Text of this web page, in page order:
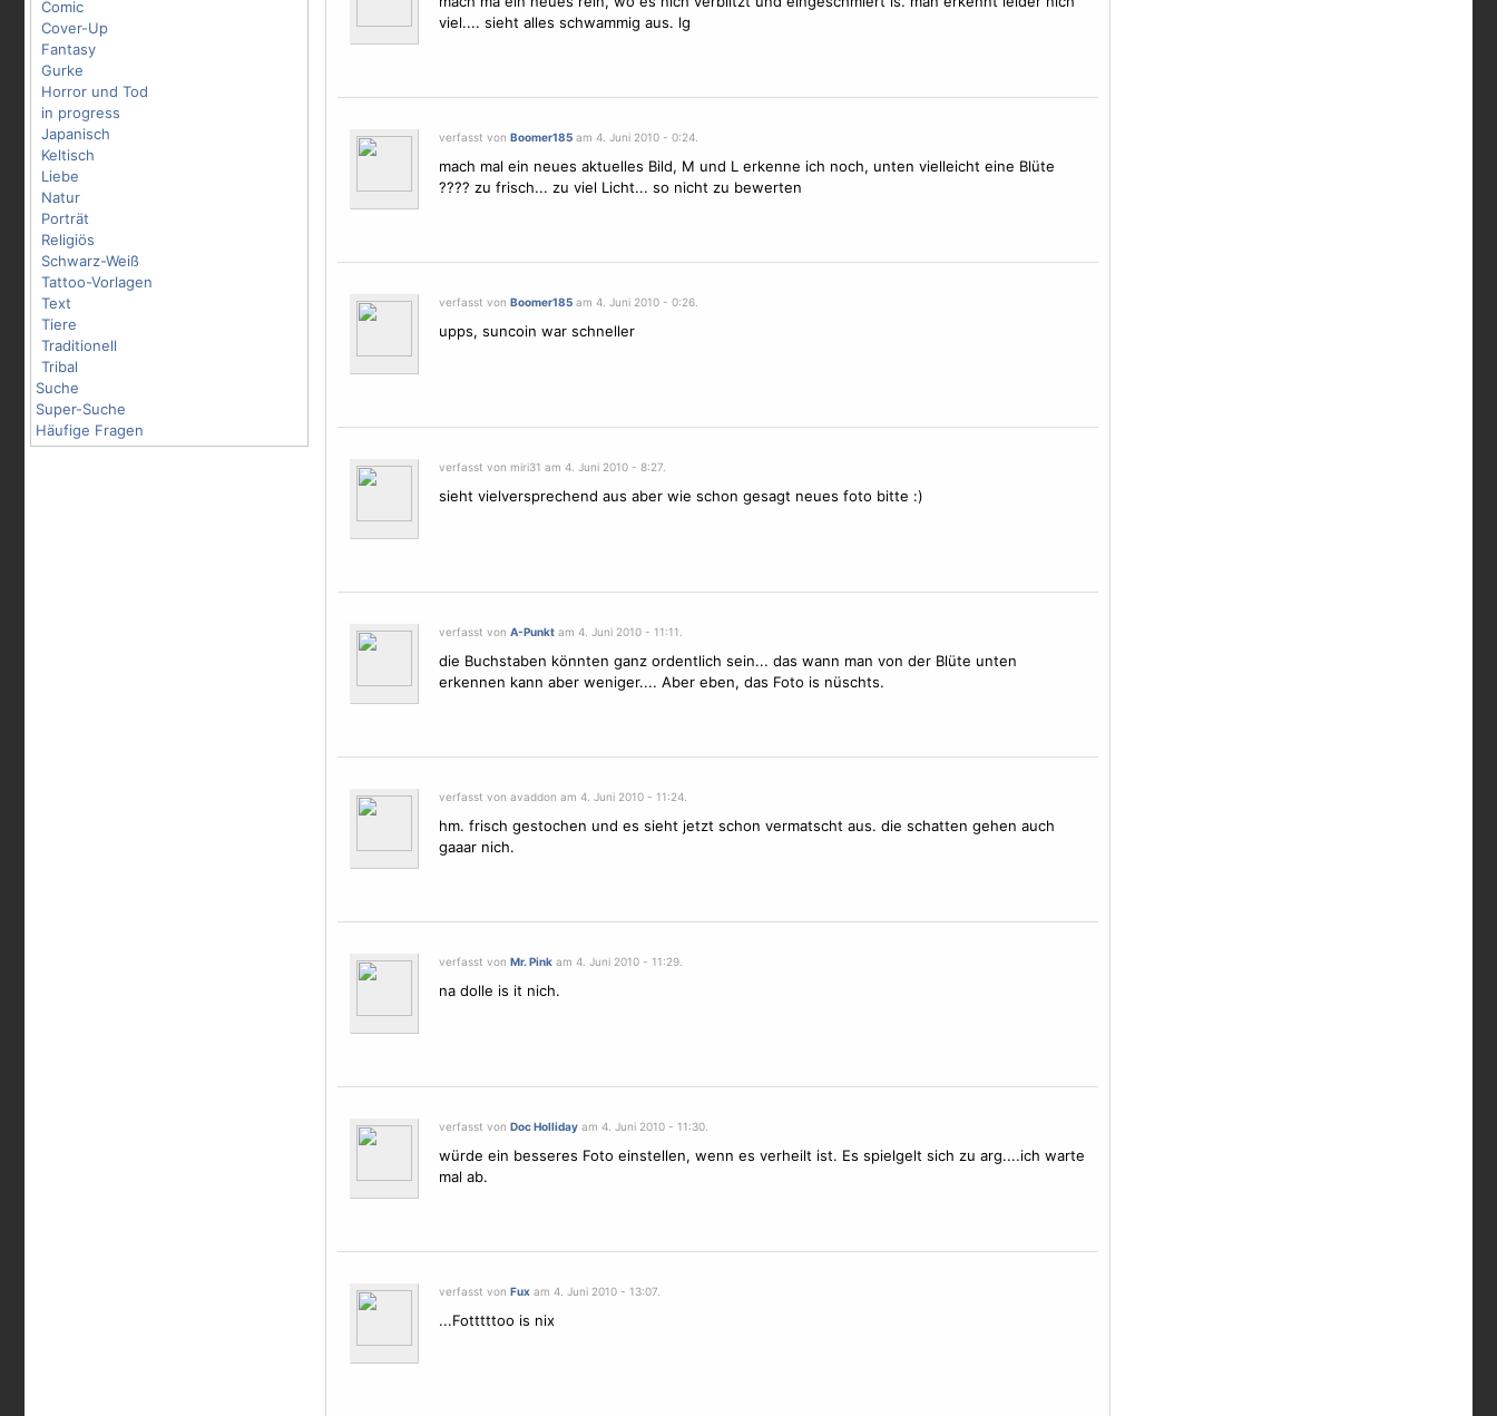
Comic
Cover-Up
Fantasy
Gurke
Horror und Tod
in progress
Japanisch
Keltisch
Liebe
Natur
Porträt
Religiös
Schwarz-Weiß
Tattoo-Vorlagen
Text
Tiere
Traditionell
Tribal
Suche
Super-Suche
Häufige Fragen
viel.... sieht alles schwammig aus. lg
verfasst von Boomer185am 4. Juni 2010 - 0:24.
mach mal ein neues aktuelles Bild, M und L erkenne ich noch, unten vielleicht eine Blüte
???? zu frisch... zu viel Licht... so nicht zu bewerten
verfasst von Boomer185am 4. Juni 2010 - 0:26.
upps, suncoin war schneller
verfasst von miri31 am 4. Juni 2010 - 8:27.
sieht vielversprechend aus aber wie schon gesagt neues foto bitte :)
verfasst von A-Punktam 4. Juni 2010 - 11:11.
die Buchstaben könnten ganz ordentlich sein... das wann man von der Blüte unten
erkennen kann aber weniger.... Aber eben, das Foto is nüschts.
verfasst von avaddon am 4. Juni 2010 - 11:24.
hm. frisch gestochen und es sieht jetzt schon vermatscht aus. die schatten gehen auch
gaaar nich.
verfasst von Mr. Pinkam 4. Juni 2010 - 11:29.
na dolle is it nich.
verfasst von Doc Hollidayam 4. Juni 2010 - 11:30.
würde ein besseres Foto einstellen, wenn es verheilt ist. Es spielgelt sich zu arg....ich warte
mal ab.
verfasst von Fuxam 4. Juni 2010 - 13:07.
...Fotttttoo is nix